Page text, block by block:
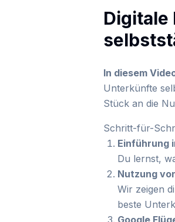
Digitale
In diesem
Unterkünfte
Stück an die
Schritt-für-
Einführung
Du lernst,
Nutzung
Wir zeigen
beste
Google